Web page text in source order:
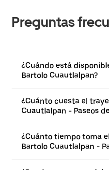
Preguntas
¿Cuándo está
Bartolo Cuautlalpan?
¿Cuánto cuesta el
Cuautlalpan - Paseos
¿Cuánto tiempo toma
Bartolo Cuautlalpan -